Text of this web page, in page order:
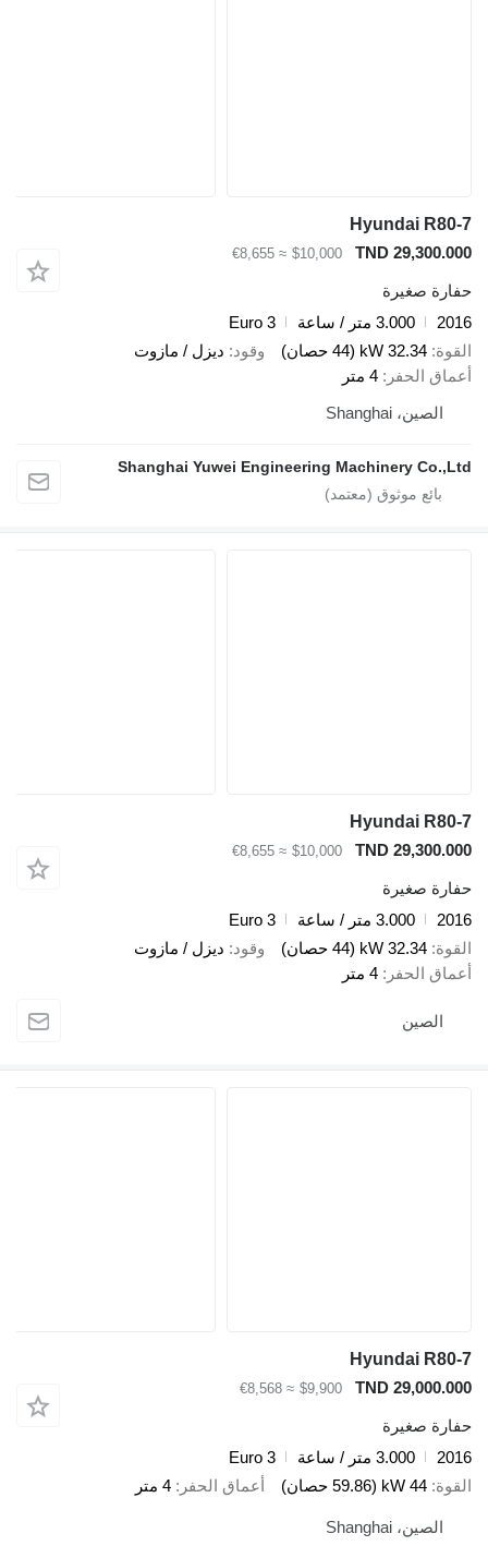
Hyundai
TND
$10,000
≈ €8,655
صغيرة
3.000 متر / ساعة
Euro 3
32.34 kW (44 حصان) وقود ديزل / مازوت
الحفر 4 متر
الصين، Shanghai
Shanghai Yuwei Engineering Machinery
Hyundai
TND
$10,000
≈ €8,655
صغيرة
3.000 متر / ساعة
Euro 3
32.34 kW (44 حصان) وقود ديزل / مازوت
الحفر 4 متر
الصين
Hyundai
TND
$9,900
≈ €8,568
صغيرة
3.000 متر / ساعة
Euro 3
44 kW (59.86 حصان) أعماق الحفر 4 متر
الصين، Shanghai